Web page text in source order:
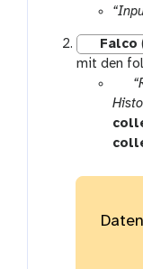
Falco (
mit den
p
a
r
a
o